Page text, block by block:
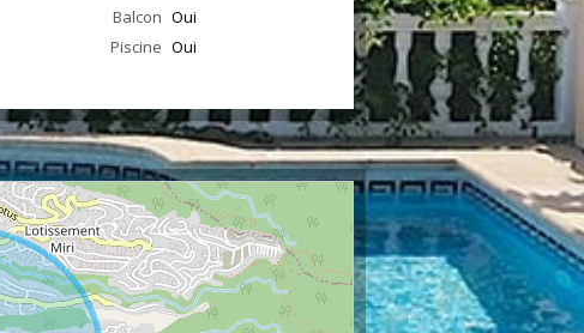
Balcon Oui
Piscine Oui